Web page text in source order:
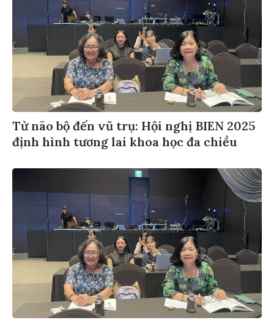
Từ não bộ đến vũ trụ: Hội nghị BIEN 2025
định hình tương lai khoa học đa chiều